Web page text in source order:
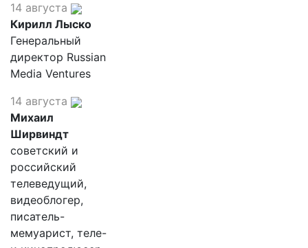
14 августа
Кирилл Лыско
Генеральный
директор Russian
Media Ventures
14 августа
Михаил
Ширвиндт
советский и
российский
телеведущий,
видеоблогер,
писатель-
мемуарист, теле-